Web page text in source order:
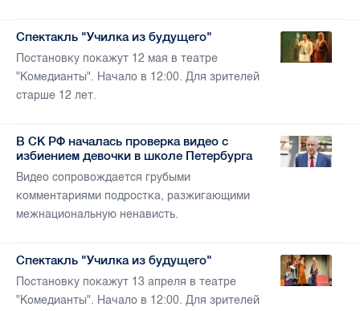
Спектакль "Училка из будущего"
Постановку покажут 12 мая в театре
"Комедианты". Начало в 12:00. Для зрителей
старше 12 лет.
В СК РФ началась проверка видео с
избиением девочки в школе Петербурга
Видео сопровождается грубыми
комментариями подростка, разжигающими
межнациональную ненависть.
Спектакль "Училка из будущего"
Постановку покажут 13 апреля в театре
"Комедианты". Начало в 12:00. Для зрителей